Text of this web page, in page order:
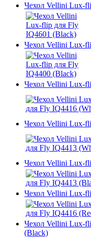
Чехол Vellini Lux-
Чехол Vellini Lux-
Чехол Vellini Lux-
Чехол Vellini Lux-
Чехол Vellini Lux-
Чехол Vellini Lux-
Чехол Vellini Lux-
(Black)